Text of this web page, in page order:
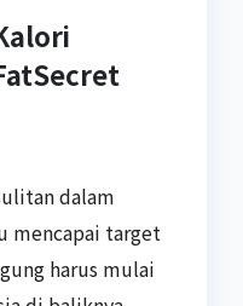
dalam
mencapai target
harus mulai